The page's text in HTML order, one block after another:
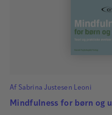
Af Sabrina Justesen Leoni
Mindfulness for børn og